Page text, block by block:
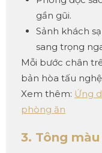
gần gũi.
Sảnh khách
sang trọng
Mỗi bước chân
bản hòa tấu
Xem thêm: Ứng
phòng ăn
3. Tông